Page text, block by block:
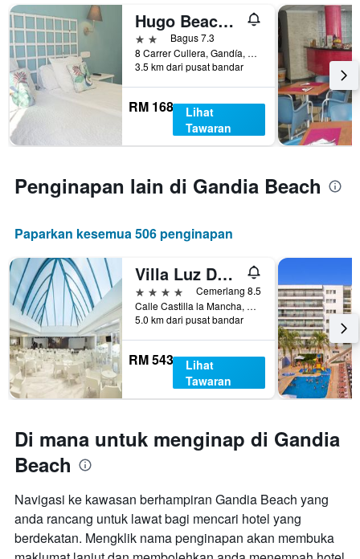
Hugo Beach Hotel
2 bintangBagus 7.3
8 Carrer Cullera, Gandía, Spain, Gandia, Valencia, Sepanyol
3.5 km dari pusat bandar
RM 168
Lihat
Tawaran
Penginapan lain di Gandia Beach
Paparkan kesemua 506 penginapan
Villa Luz Design & Art Hotel
4 bintang
Cemerlang 8.5
Calle Castilla la Mancha, 24, Gandia, Valencia, Sepanyol
5.0 km dari pusat bandar
RM 543
Lihat
Tawaran
Di mana untuk menginap di Gandia
Beach
Navigasi ke kawasan berhampiran Gandia Beach yang
anda rancang untuk lawat bagi mencari hotel yang
berdekatan. Mengklik nama penginapan akan membuka